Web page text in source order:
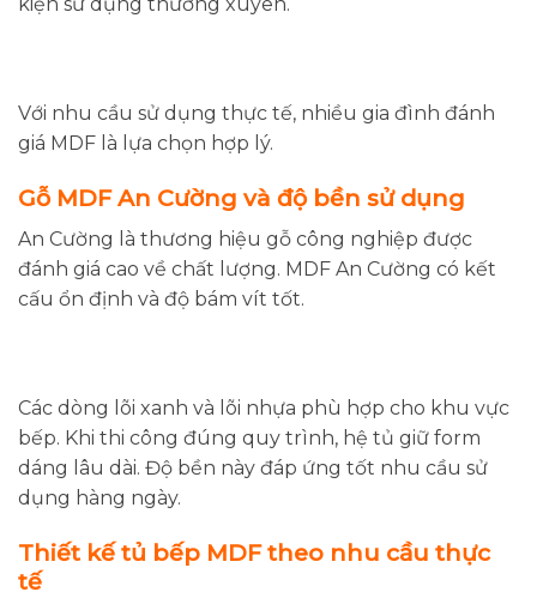
Với nhu cầu sử dụng thực tế, nhiều gia đình đánh
giá MDF là lựa chọn hợp lý.
Gỗ MDF An Cường và độ bền sử dụng
An Cường là thương hiệu gỗ công nghiệp được
đánh giá cao về chất lượng. MDF An Cường có kết
cấu ổn định và độ bám vít tốt.
Các dòng lõi xanh và lõi nhựa phù hợp cho khu vực
bếp. Khi thi công đúng quy trình, hệ tủ giữ form
dáng lâu dài. Độ bền này đáp ứng tốt nhu cầu sử
dụng hàng ngày.
Thiết kế tủ bếp MDF theo nhu cầu thực
tế